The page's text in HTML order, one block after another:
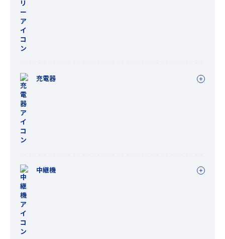
充電器
中継機